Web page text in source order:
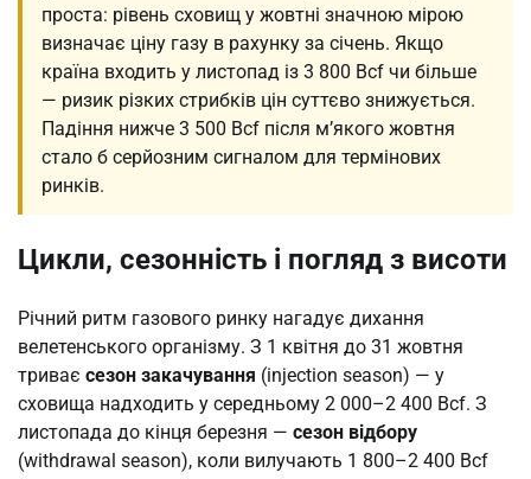
проста: рівень сховищ у жовтні значною мірою
визначає ціну газу в рахунку за січень. Якщо
країна входить у листопад із 3 800 Bcf чи більше
— ризик різких стрибків цін суттєво знижується.
Падіння нижче 3 500 Bcf після м’якого жовтня
стало б серйозним сигналом для термінових
ринків.
Цикли, сезонність і погляд з висоти
Річний ритм газового ринку нагадує дихання
велетенського організму. З 1 квітня до 31 жовтня
триває сезон закачування (injection season) — у
сховища надходить у середньому 2 000–2 400 Bcf. З
листопада до кінця березня — сезон відбору
(withdrawal season), коли вилучають 1 800–2 400 Bcf